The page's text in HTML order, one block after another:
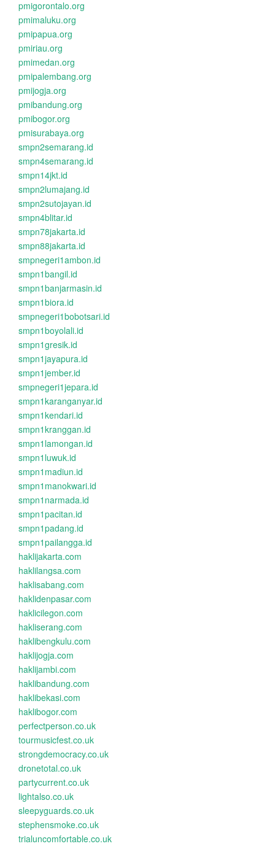
pmigorontalo.org
pmimaluku.org
pmipapua.org
pmiriau.org
pmimedan.org
pmipalembang.org
pmijogja.org
pmibandung.org
pmibogor.org
pmisurabaya.org
smpn2semarang.id
smpn4semarang.id
smpn14jkt.id
smpn2lumajang.id
smpn2sutojayan.id
smpn4blitar.id
smpn78jakarta.id
smpn88jakarta.id
smpnegeri1ambon.id
smpn1bangil.id
smpn1banjarmasin.id
smpn1biora.id
smpnegeri1bobotsari.id
smpn1boyolali.id
smpn1gresik.id
smpn1jayapura.id
smpn1jember.id
smpnegeri1jepara.id
smpn1karanganyar.id
smpn1kendari.id
smpn1kranggan.id
smpn1lamongan.id
smpn1luwuk.id
smpn1madiun.id
smpn1manokwari.id
smpn1narmada.id
smpn1pacitan.id
smpn1padang.id
smpn1pailangga.id
haklijakarta.com
haklilangsa.com
haklisabang.com
haklidenpasar.com
haklicilegon.com
hakliserang.com
haklibengkulu.com
haklijogja.com
haklijambi.com
haklibandung.com
haklibekasi.com
haklibogor.com
perfectperson.co.uk
tourmusicfest.co.uk
strongdemocracy.co.uk
dronetotal.co.uk
partycurrent.co.uk
lightalso.co.uk
sleepyguards.co.uk
stephensmoke.co.uk
trialuncomfortable.co.uk